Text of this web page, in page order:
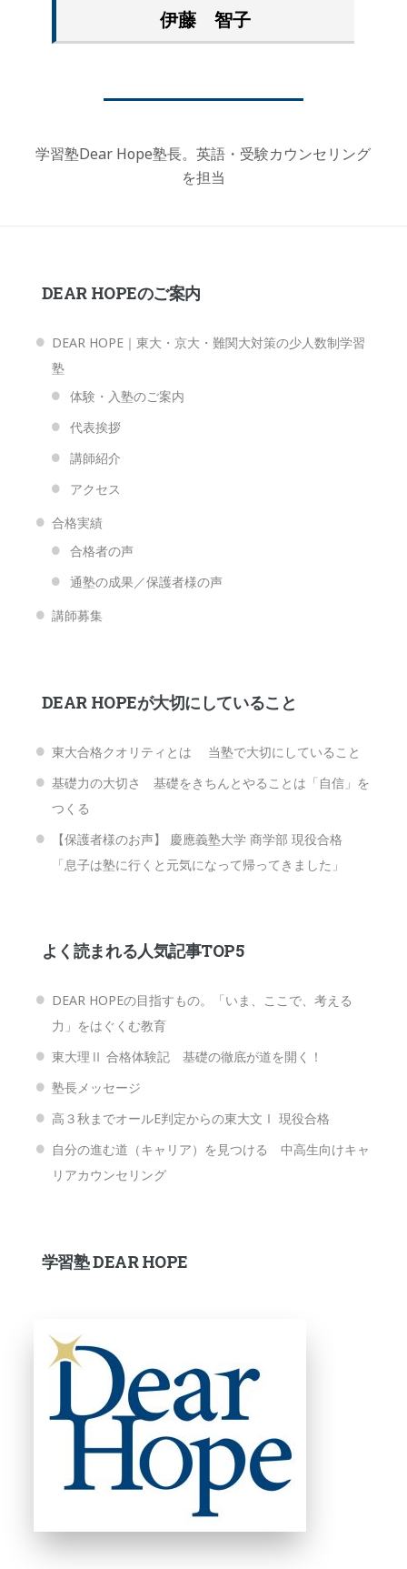
伊藤 智子
学習塾Dear Hope塾長。英語・受験カウンセリング
を担当
DEAR HOPEのご案内
DEAR HOPE｜東大・京大・難関大対策の少人数制学習
塾
体験・入塾のご案内
代表挨拶
講師紹介
アクセス
合格実績
合格者の声
通塾の成果／保護者様の声
講師募集
DEAR HOPEが大切にしていること
東大合格クオリティとは 当塾で大切にしていること
基礎力の大切さ 基礎をきちんとやることは「自信」を
つくる
【保護者様のお声】 慶應義塾大学 商学部 現役合格
「息子は塾に行くと元気になって帰ってきました」
よく読まれる人気記事TOP5
DEAR HOPEの目指すもの。「いま、ここで、考える
力」をはぐくむ教育
東大理Ⅱ 合格体験記 基礎の徹底が道を開く！
塾長メッセージ
高３秋までオールE判定からの東大文Ⅰ 現役合格
自分の進む道（キャリア）を見つける 中高生向けキャ
リアカウンセリング
学習塾 DEAR HOPE